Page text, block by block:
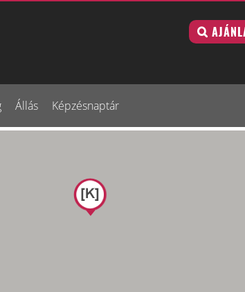
Állás Képzésnaptár